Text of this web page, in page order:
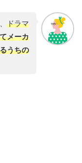
ドラマ
メーカ
うちの